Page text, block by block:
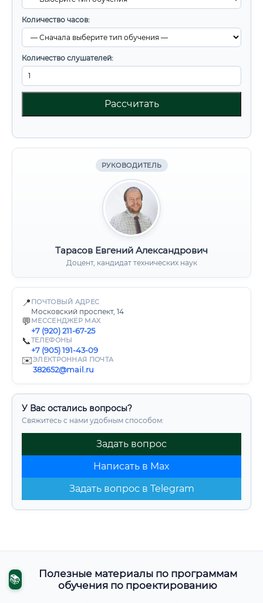
Количество часов:
Количество слушателей:
Рассчитать
РУКОВОДИТЕЛЬ
Тарасов Евгений Александрович
Доцент, кандидат технических наук
📍 ПОЧТОВЫЙ АДРЕС
Московский проспект, 14
💬 МЕССЕНДЖЕР MAX
+7 (920) 211-67-25
📞ТЕЛЕФОНЫ
+7 (905) 191-43-09
✉️ЭЛЕКТРОННАЯ ПОЧТА
382652@mail.ru
У Вас остались вопросы?
Свяжитесь с нами удобным способом:
Задать вопрос
Написать в Max
Задать вопрос в Telegram
📚
Полезные материалы по программам
обучения по проектированию